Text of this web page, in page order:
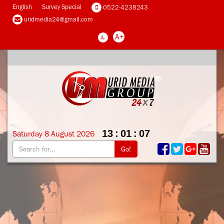
English Survey Special
0522-4238243
uridmedia24@gmail.com
A- A+
Saturday 8 August 2026 13 : 01 : 08
Go!